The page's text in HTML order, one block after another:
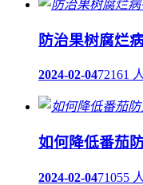
防治果树腐烂
2024-02-0472161
如何降低番茄
2024-02-0471055